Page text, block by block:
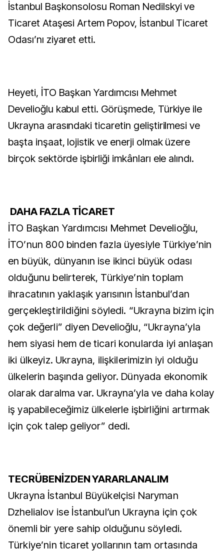
İstanbul Başkonsolosu Roman Nedilskyi ve
Ticaret Ataşesi Artem Popov, İstanbul Ticaret
Odası’nı ziyaret etti.
Heyeti, İTO Başkan Yardımcısı Mehmet
Develioğlu kabul etti. Görüşmede, Türkiye ile
Ukrayna arasındaki ticaretin geliştirilmesi ve
başta inşaat, lojistik ve enerji olmak üzere
birçok sektörde işbirliği imkânları ele alındı.
DAHA FAZLA TİCARET
İTO Başkan Yardımcısı Mehmet Develioğlu,
İTO’nun 800 binden fazla üyesiyle Türkiye’nin
en büyük, dünyanın ise ikinci büyük odası
olduğunu belirterek, Türkiye’nin toplam
ihracatının yaklaşık yarısının İstanbul’dan
gerçekleştirildiğini söyledi. “Ukrayna bizim için
çok değerli” diyen Develioğlu, “Ukrayna’yla
hem siyasi hem de ticari konularda iyi anlaşan
iki ülkeyiz. Ukrayna, ilişkilerimizin iyi olduğu
ülkelerin başında geliyor. Dünyada ekonomik
olarak daralma var. Ukrayna’yla ve daha kolay
iş yapabileceğimiz ülkelerle işbirliğini artırmak
için çok talep geliyor” dedi.
TECRÜBENİZDEN YARARLANALIM
Ukrayna İstanbul Büyükelçisi Naryman
Dzhelialov ise İstanbul’un Ukrayna için çok
önemli bir yere sahip olduğunu söyledi.
Türkiye’nin ticaret yollarının tam ortasında